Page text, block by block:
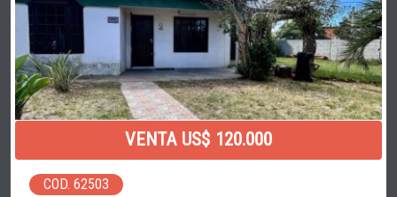
VENTA US$ 120.000
COD. 62503